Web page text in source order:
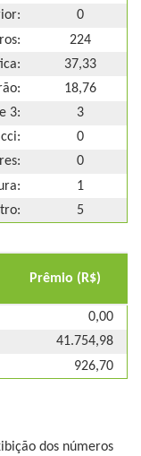
0
224
37,33
18,76
3:
3
0
0
1
5
Prêmio (R$)
0,00
41.754,98
926,70
dos números